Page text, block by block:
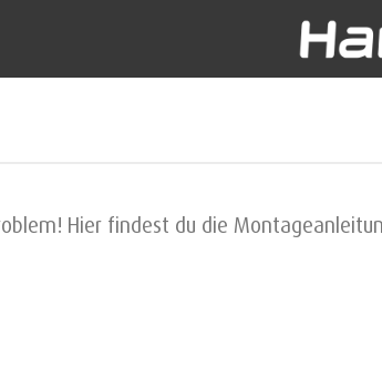
Hier findest du die